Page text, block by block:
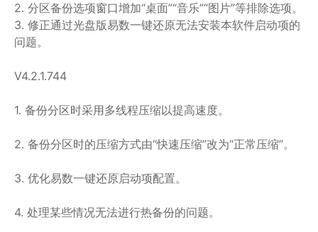
2. 分区备份选项窗口增加“桌面”“音乐”“图片”等排除选项。
3. 修正通过光盘版易数一键还原无法安装本软件启动项的
问题。
V4.2.1.744
1. 备份分区时采用多线程压缩以提高速度。
2. 备份分区时的压缩方式由“快速压缩”改为“正常压缩”。
3. 优化易数一键还原启动项配置。
4. 处理某些情况无法进行热备份的问题。